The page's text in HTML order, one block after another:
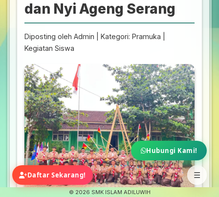
dan Nyi Ageng Serang
Diposting oleh Admin | Kategori: Pramuka |
Kegiatan Siswa
© 2026 SMK ISLAM ADILUWIH
☰
Hubungi Kami!
Daftar Sekarang!